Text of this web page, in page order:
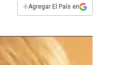
+Agregar El País en